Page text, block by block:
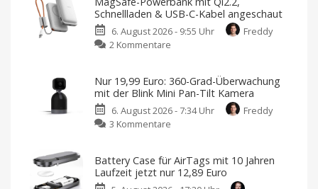
für
Garagen,
Tore
mit
Apple
Home
neuen
Luftreiniger
mit
den
Markt
Preis
Verfügbarkeit
Schnellladen & USB-C-Kabel angeschaut
6. August 2026 - 9:55 Uhr
Freddy
2 Kommentare
mit
Qi2.2,
Schnellladen
Kabel
angeschaut
Nur 19,99 Euro: 360-Grad-Überwachung
mit der Blink Mini Pan-Tilt Kamera
6. August 2026 - 7:34 Uhr
Freddy
3 Kommentare
Euro:
360-
Battery Case für AirTags mit 10 Jahren
Laufzeit jetzt nur 12,89 Euro